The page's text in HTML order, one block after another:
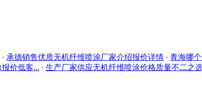
· 承德销售优质无机纤维喷涂厂家介绍报价详情 · 青海哪
价低客... · 生产厂家供应无机纤维喷涂价格质量不二之